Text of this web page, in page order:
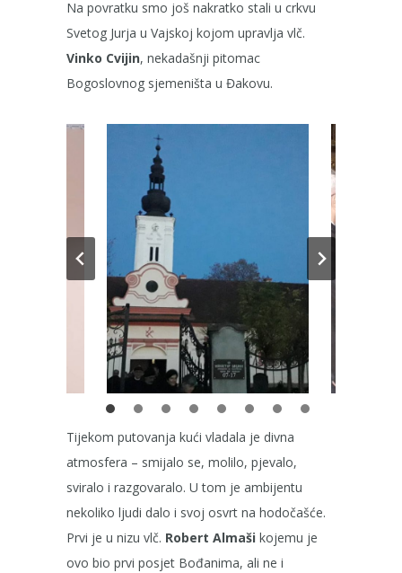
Na povratku smo još nakratko stali u crkvu
Svetog Jurja u Vajskoj kojom upravlja vlč.
Vinko Cvijin, nekadašnji pitomac
Bogoslovnog sjemeništa u Đakovu.
Tijekom putovanja kući vladala je divna
atmosfera – smijalo se, molilo, pjevalo,
sviralo i razgovaralo. U tom je ambijentu
nekoliko ljudi dalo i svoj osvrt na hodočašće.
Prvi je u nizu vlč. Robert Almaši kojemu je
ovo bio prvi posjet Bođanima, ali ne i